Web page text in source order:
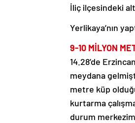
İliç ilçesindeki
Yerlikaya’nın
9-10 MİLYON
14.28’de
meydana
metre küp
kurtarma
durum